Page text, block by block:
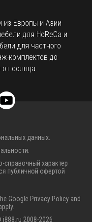
из Европы и Азии
для HoReCa и
для частного
комплектов до
солнца.
данных.
характер
публичной офертой
Google Privacy Policyand
2008-2026